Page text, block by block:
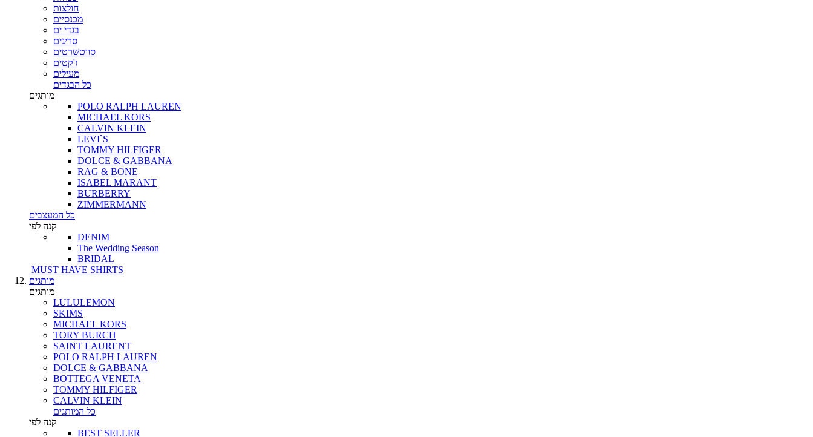
חולצות
מכנסיים
בגדי ים
סריגים
סווטשרטים
ז'קטים
מעילים
כל הבגדים
מותגים
POLO RALPH LAUREN
MICHAEL KORS
CALVIN KLEIN
LEVI`S
TOMMY HILFIGER
DOLCE & GABBANA
RAG & BONE
ISABEL MARANT
BURBERRY
ZIMMERMANN
כל המעצבים
קנה לפי
DENIM
The Wedding Season
BRIDAL
MUST HAVE SHIRTS
מותגים
מותגים
LULULEMON
SKIMS
MICHAEL KORS
TORY BURCH
SAINT LAURENT
POLO RALPH LAUREN
DOLCE & GABBANA
BOTTEGA VENETA
TOMMY HILFIGER
CALVIN KLEIN
כל המותגים
קנה לפי
BEST SELLER